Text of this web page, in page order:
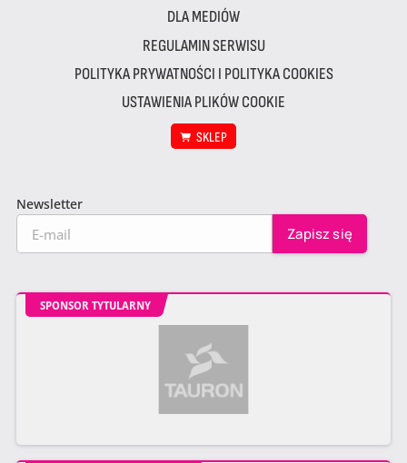
DLA MEDIÓW
REGULAMIN SERWISU
POLITYKA PRYWATNOŚCI I POLITYKA COOKIES
USTAWIENIA PLIKÓW COOKIE
SKLEP
Newsletter
SPONSOR TYTULARNY